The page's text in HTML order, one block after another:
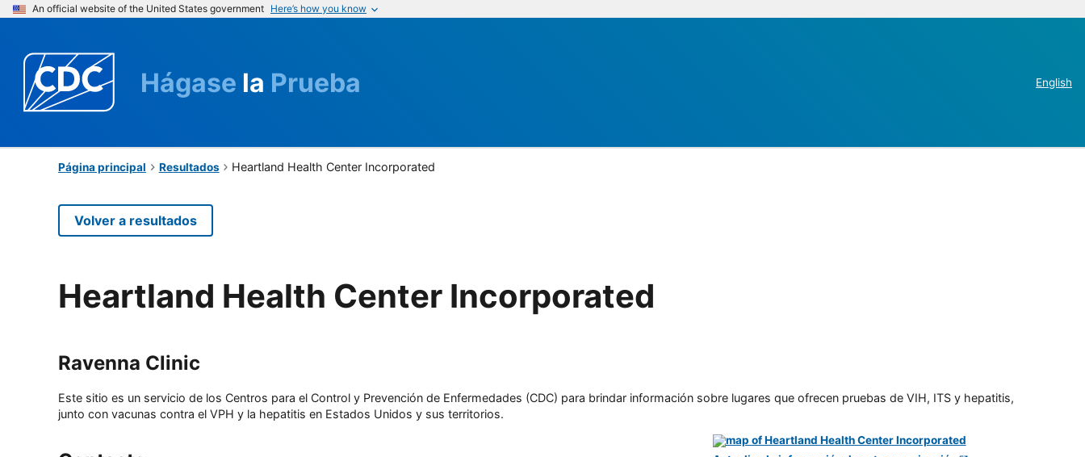
An official website of the United States government Here’s how you know
Hágase la Prueba English
Página principal Resultados Heartland Health Center Incorporated
Volver a resultados
Heartland Health Center Incorporated
Ravenna Clinic
Este sitio es un servicio de los Centros para el Control y Prevención de Enfermedades (CDC) para brindar información sobre lugares que ofrecen pruebas de VIH, ITS y hepatitis,
junto con vacunas contra el VPH y la hepatitis en Estados Unidos y sus territorios.